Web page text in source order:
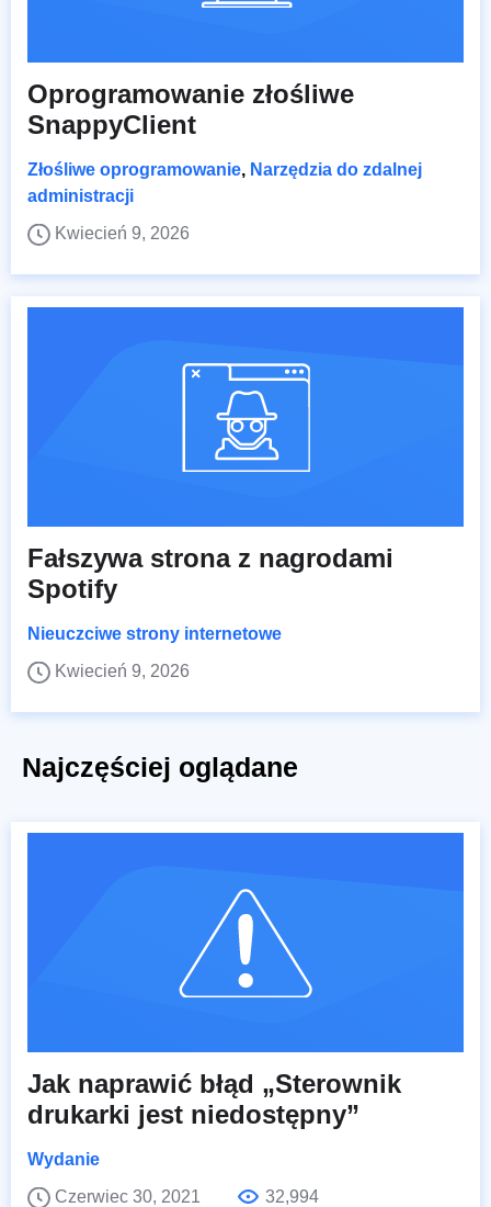
Oprogramowanie złośliwe
SnappyClient
Złośliwe oprogramowanie, Narzędzia do zdalnej
administracji
Kwiecień 9, 2026
Fałszywa strona z nagrodami
Spotify
Nieuczciwe strony internetowe
Kwiecień 9, 2026
Najczęściej oglądane
Jak naprawić błąd „Sterownik
drukarki jest niedostępny”
Wydanie
Czerwiec 30, 2021
32,994